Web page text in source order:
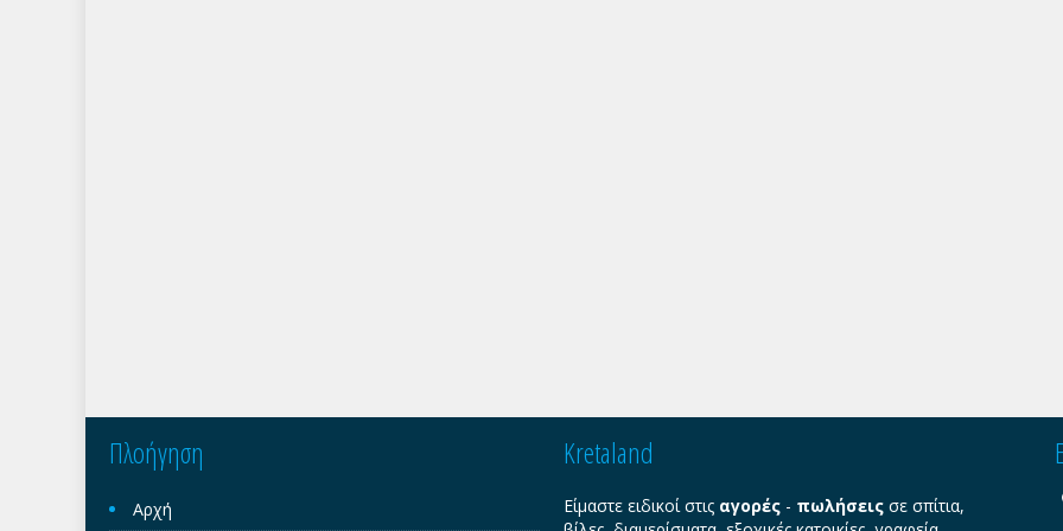
Πλοήγηση
Αρχή
Kretaland
Είμαστε ειδικοί στις αγορές - πωλήσεις σε σπίτια,